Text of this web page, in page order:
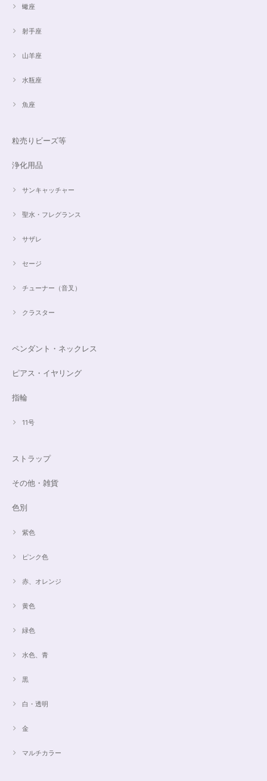
蠍座
射手座
山羊座
水瓶座
魚座
粒売りビーズ等
浄化用品
サンキャッチャー
聖水・フレグランス
サザレ
セージ
チューナー（音叉）
クラスター
ペンダント・ネックレス
ピアス・イヤリング
指輪
11号
ストラップ
その他・雑貨
色別
紫色
ピンク色
赤、オレンジ
黄色
緑色
水色、青
黒
白・透明
金
マルチカラー